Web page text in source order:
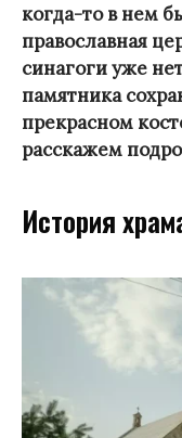
когда-то в нем
православная
синагоги уже
памятника
прекрасном
расскажем
История